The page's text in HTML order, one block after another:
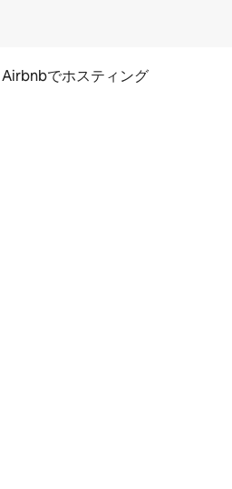
Airbnbでホスティング